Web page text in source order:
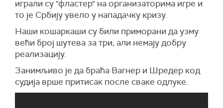
играли су "фластер" на организаторима игре и
то је Србију увело у нападачку кризу.
Наши кошаркаши су били приморани да узму
већи број шутева за три, али немају добру
реализацију.
Занимљиво је да браћа Вагнер и Шредер код
судија врше притисак после сваке одлуке.